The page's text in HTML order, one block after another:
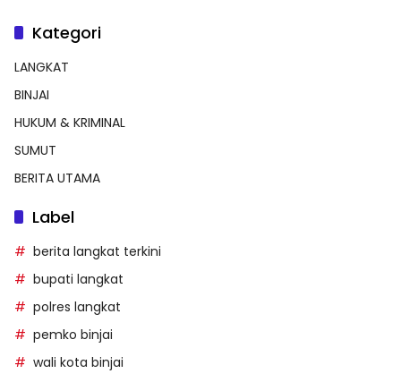
Kategori
LANGKAT
BINJAI
HUKUM & KRIMINAL
SUMUT
BERITA UTAMA
Label
berita langkat terkini
bupati langkat
polres langkat
pemko binjai
wali kota binjai